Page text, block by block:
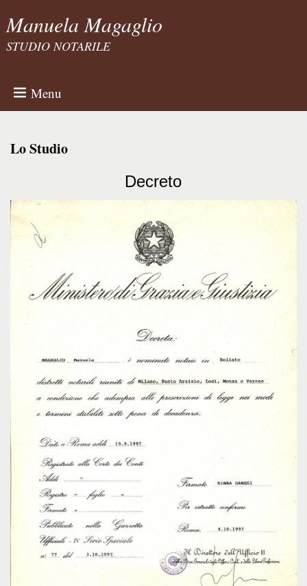
Manuela Magaglio
STUDIO NOTARILE
Menu
Lo Studio
Decreto